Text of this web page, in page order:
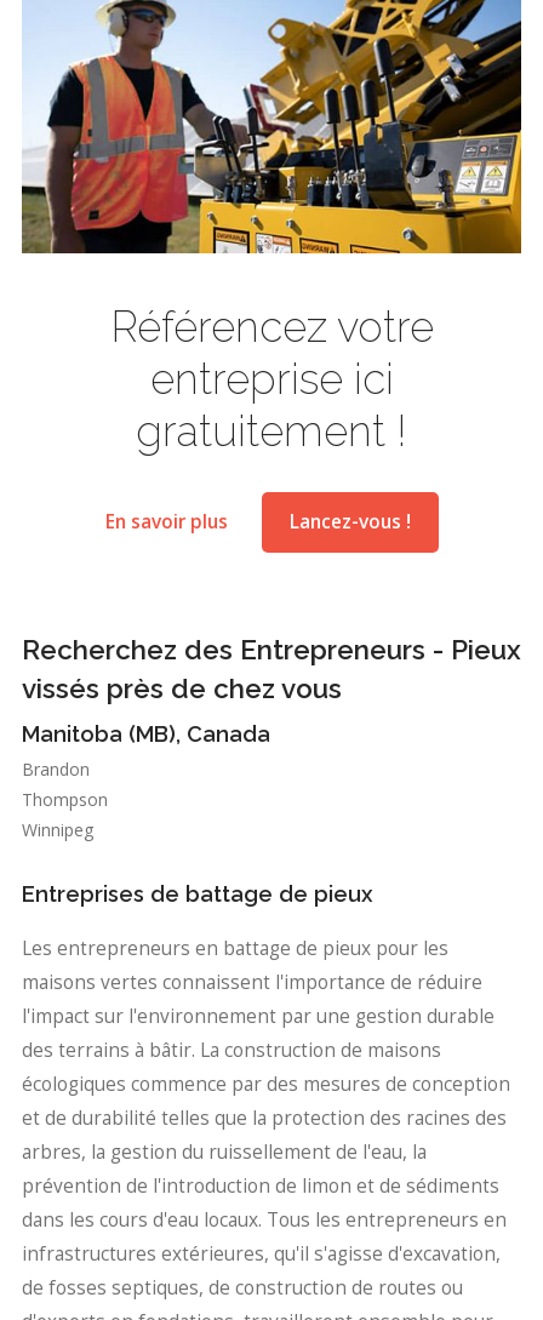
Référencez votre
entreprise ici
gratuitement !
En savoir plus Lancez-vous !
Recherchez des Entrepreneurs - Pieux
vissés près de chez vous
Manitoba (MB), Canada
Brandon
Thompson
Winnipeg
Entreprises de battage de pieux
Les entrepreneurs en battage de pieux pour les
maisons vertes connaissent l'importance de réduire
l'impact sur l'environnement par une gestion durable
des terrains à bâtir. La construction de maisons
écologiques commence par des mesures de conception
et de durabilité telles que la protection des racines des
arbres, la gestion du ruissellement de l'eau, la
prévention de l'introduction de limon et de sédiments
dans les cours d'eau locaux. Tous les entrepreneurs en
infrastructures extérieures, qu'il s'agisse d'excavation,
de fosses septiques, de construction de routes ou